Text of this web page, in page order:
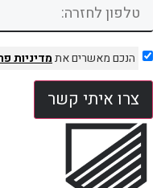
הנכם מאשרים אתמדיניות
צרו איתי קשר